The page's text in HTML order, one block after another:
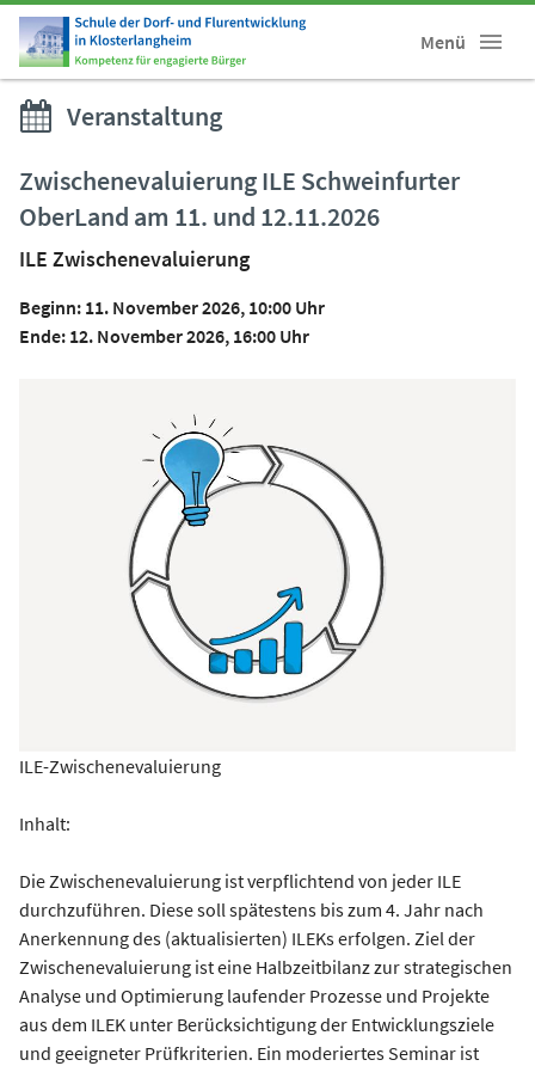
Menü
Veranstaltung
Zwischenevaluierung ILE Schweinfurter
OberLand am 11. und 12.11.2026
ILE Zwischenevaluierung
Beginn: 11. November 2026, 10:00 Uhr
Ende: 12. November 2026, 16:00 Uhr
ILE-Zwischenevaluierung
Inhalt:
Die Zwischenevaluierung ist verpflichtend von jeder ILE
durchzuführen. Diese soll spätestens bis zum 4. Jahr nach
Anerkennung des (aktualisierten) ILEKs erfolgen. Ziel der
Zwischenevaluierung ist eine Halbzeitbilanz zur strategischen
Analyse und Optimierung laufender Prozesse und Projekte
aus dem ILEK unter Berücksichtigung der Entwicklungsziele
und geeigneter Prüfkriterien. Ein moderiertes Seminar ist